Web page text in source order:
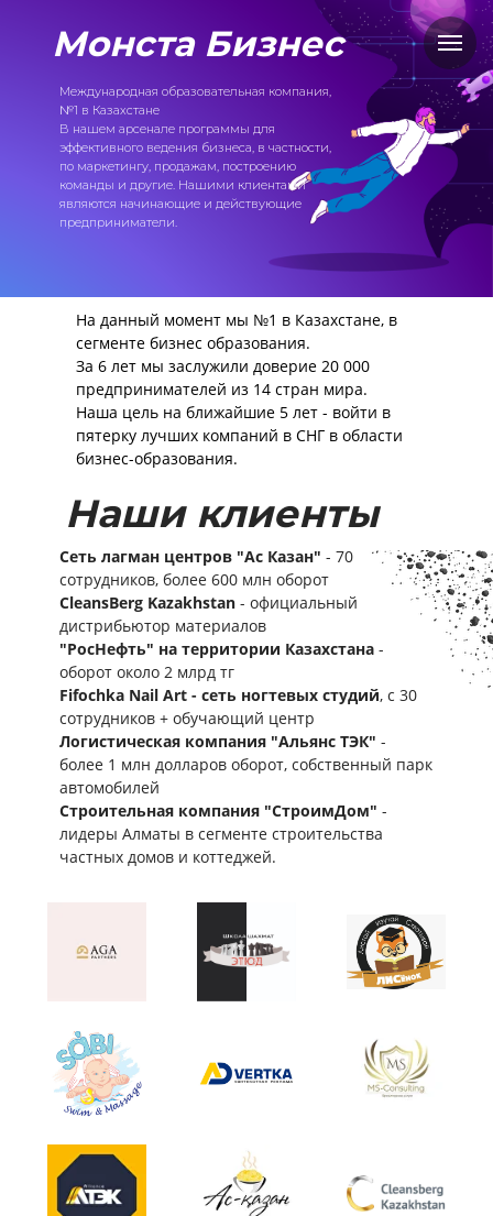
Международная образовательная компания,
№1 в Казахстане
В нашем арсенале программы для
эффективного ведения бизнеса, в частности,
по маркетингу, продажам, построению
команды и другие. Нашими клиентами
являются начинающие и действующие
предприниматели.
Монста Бизнес
На данный момент мы №1 в Казахстане, в
сегменте бизнес образования.
За 6 лет мы заслужили доверие 20 000
предпринимателей из 14 стран мира.
Наша цель на ближайшие 5 лет - войти в
пятерку лучших компаний в СНГ в области
бизнес-образования.
Наши клиенты
Сеть лагман центров "Ас Казан" - 70
сотрудников, более 600 млн оборот
CleansBerg Kazakhstan - официальный
дистрибьютор материалов
"РосНефть" на территории Казахстана -
оборот около 2 млрд тг
Fifochka Nail Art - сеть ногтевых студий, с 30
сотрудников + обучающий центр
Логистическая компания "Альянс ТЭК" -
более 1 млн долларов оборот, собственный парк
автомобилей
Строительная компания "СтроимДом" -
лидеры Алматы в сегменте строительства
частных домов и коттеджей.